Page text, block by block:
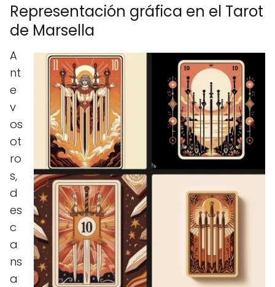
Representación gráfica en el Tarot
de Marsella
A
nt
e
v
os
ot
ro
s,
d
es
c
a
ns
a